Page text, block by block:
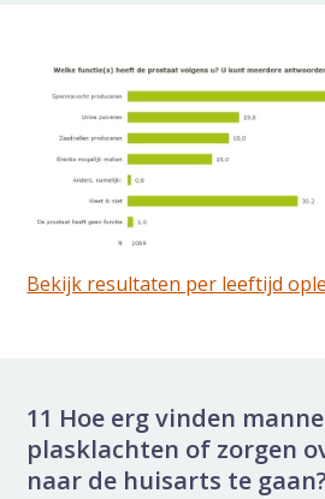
Bekijk resultaten per leeftijd
11 Hoe erg vinden
plasklachten of zorgen
naar de huisarts te